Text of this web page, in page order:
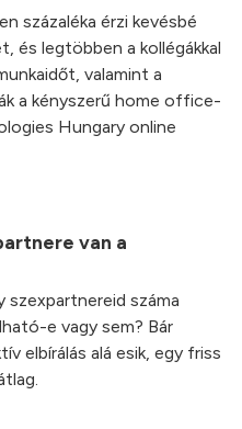
százaléka érzi kevésbé
és legtöbben a kollégákkal
valamint a
a kényszerű home office-
Hungary online
van a
száma
e vagy sem? Bár
elbírálás alá esik, egy friss